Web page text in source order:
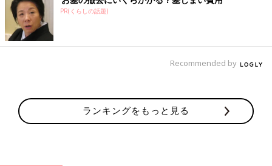
PR(くらしの話題)
Recommended by
ランキングをもっと見る